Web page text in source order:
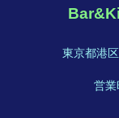
東京都港
営業